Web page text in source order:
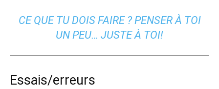
CE QUE TU DOIS FAIRE ? PENSER À TOI
UN PEU… JUSTE À TOI!
Essais/erreurs